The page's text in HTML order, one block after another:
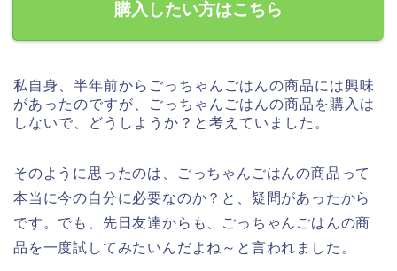
購入したい方はこちら
私自身、半年前からごっちゃんごはんの商品には興味
があったのですが、ごっちゃんごはんの商品を購入は
しないで、どうしようか？と考えていました。
そのように思ったのは、ごっちゃんごはんの商品って
本当に今の自分に必要なのか？と、疑問があったから
です。でも、先日友達からも、ごっちゃんごはんの商
品を一度試してみたいんだよね～と言われました。